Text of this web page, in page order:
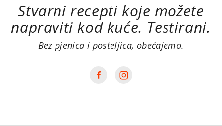
Stvarni recepti koje možete
napraviti kod kuće. Testirani.
Bez pjenica i posteljica, obećajemo.